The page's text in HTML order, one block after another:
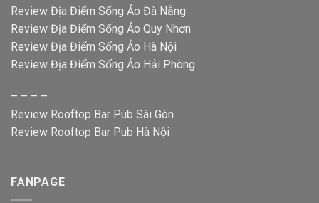
Review Địa Điểm Sống Ảo Đà Nẵng
Review Địa Điểm Sống Ảo Quy Nhơn
Review Địa Điểm Sống Ảo Hà Nội
Review Địa Điểm Sống Ảo Hải Phòng
– – – –
Review Rooftop Bar Pub Sài Gòn
Review Rooftop Bar Pub Hà Nội
FANPAGE